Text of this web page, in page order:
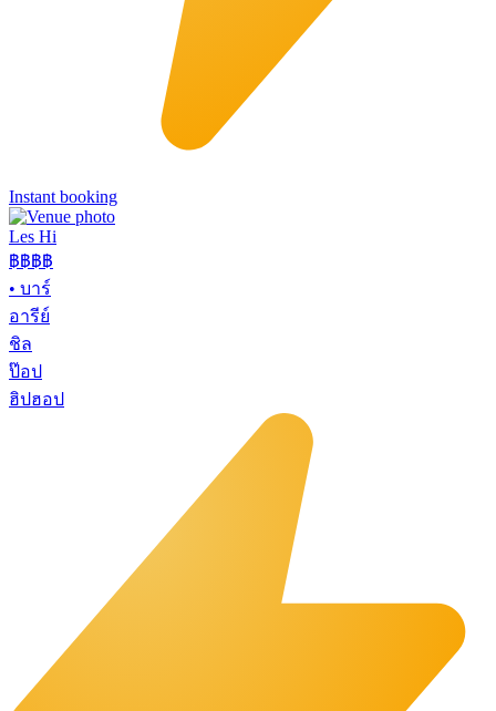
Instant booking
Les Hi
฿฿฿฿
• บาร์
อารีย์
ชิล
ป๊อป
ฮิปฮอป